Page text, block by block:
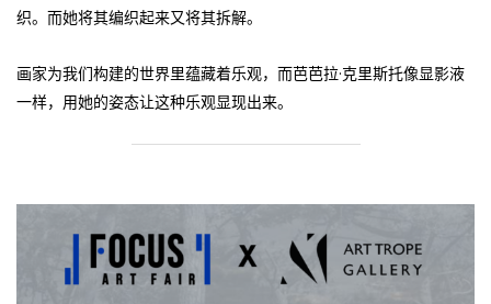
织。而她将其编织起来又将其拆解。
画家为我们构建的世界里蕴藏着乐观，而芭芭拉·克里斯托像显影液
一样，用她的姿态让这种乐观显现出来。